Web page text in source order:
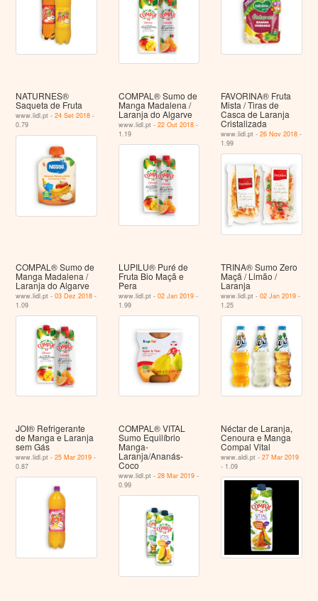
NATURNES®
Saqueta de Fruta
www.lidl.pt -24 Set 2018 -
0.79
COMPAL® Sumo de
Manga Madalena /
Laranja do Algarve
www.lidl.pt - 22 Out 2018-
1.19
FAVORINA® Fruta
Mista / Tiras de
Casca de Laranja
Cristalizada
www.lidl.pt -26 Nov 2018 -
1.99
COMPAL® Sumo de
Manga Madalena /
Laranja do Algarve
www.lidl.pt -03 Dez 2018 -
1.09
LUPILU® Puré de
Fruta Bio Maçã e
Pera
www.lidl.pt - 02 Jan 2019-
1.99
TRINA® Sumo Zero
Maçã / Limão /
Laranja
www.lidl.pt -02 Jan 2019 -
1.25
JOI® Refrigerante
de Manga e Laranja
sem Gás
www.lidl.pt -25 Mar 2019 -
0.87
COMPAL® VITAL
Sumo Equilíbrio
Manga-
Laranja/Ananás-
Coco
www.lidl.pt - 28 Mar 2019-
0.99
Néctar de Laranja,
Cenoura e Manga
Compal Vital
www.aldi.pt -27 Mar 2019
- 1.09